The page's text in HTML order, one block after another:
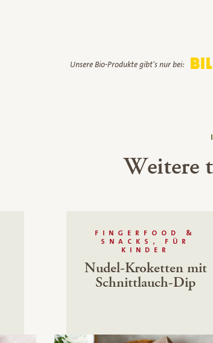
Unsere Bio-Produkte gibt's nur bei:
Weitere
FINGERFOOD &
SNACKS, FÜR
KINDER
Nudel-Kroketten mit
Schnittlauch-Dip